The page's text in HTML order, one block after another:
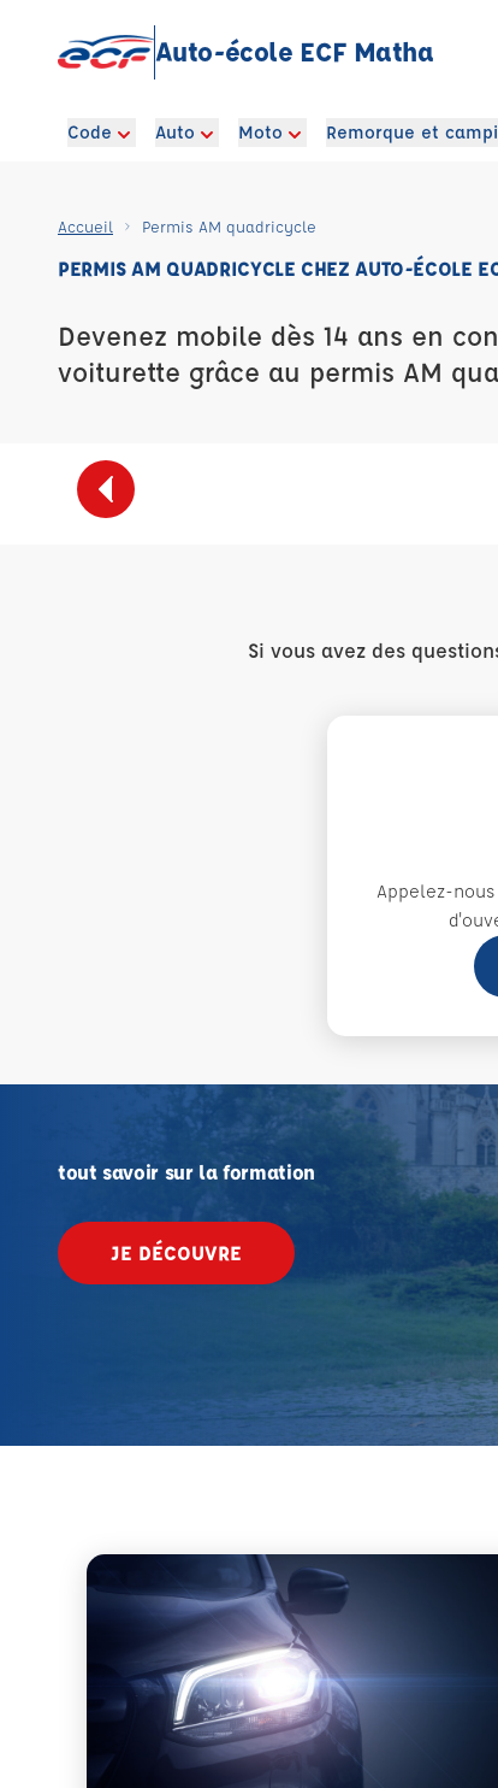
Auto-école ECF Matha
Code Auto Moto Remorque et
Accueil Permis AM quadricycle
PERMIS AM QUADRICYCLE CHEZ AUTO-ÉCOLE
Devenez mobile dès 14 ans en
voiturette grâce au permis AM
Si vous avez des
Appelez-
tout savoir sur la formation
JE DÉCOUVRE